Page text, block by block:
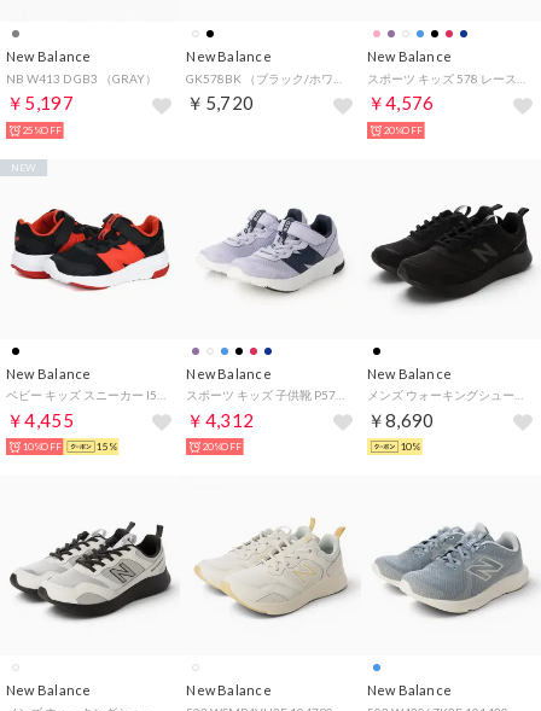
New Balance
NB W413 D GB3 （GRAY）
￥5,197
25%OFF
New Balance
￥5,720
New Balance
￥4,576
20%OFF
New Balance
￥4,455
NEW
10%OFF 15%
New Balance
￥4,312
20%OFF
New Balance
￥8,690
10%
New Balance New Balance New Balance